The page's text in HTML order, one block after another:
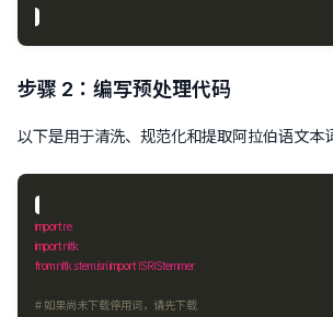
步骤 2：编写预处理代码
以下是用于清洗、规范化和提取阿拉伯语文本
import
import
from nltk.stem.isri import
# 如果尚未下载停用词，请先下载